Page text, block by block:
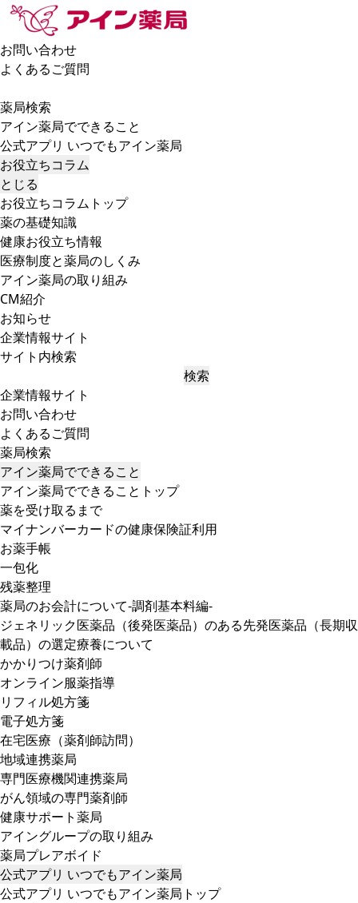
お問い合わせ
よくあるご質問
薬局検索
アイン薬局でできること
公式アプリ いつでもアイン薬局
お役立ちコラム
とじる
お役立ちコラムトップ
薬の基礎知識
健康お役立ち情報
医療制度と薬局のしくみ
アイン薬局の取り組み
CM紹介
お知らせ
企業情報サイト
サイト内検索
検索
企業情報サイト
お問い合わせ
よくあるご質問
薬局検索
アイン薬局でできること
アイン薬局でできることトップ
薬を受け取るまで
マイナンバーカードの健康保険証利用
お薬手帳
一包化
残薬整理
薬局のお会計について-調剤基本料編-
ジェネリック医薬品（後発医薬品）のある先発医薬品（長期収
載品）の選定療養について
かかりつけ薬剤師
オンライン服薬指導
リフィル処方箋
電子処方箋
在宅医療（薬剤師訪問）
地域連携薬局
専門医療機関連携薬局
がん領域の専門薬剤師
健康サポート薬局
アイングループの取り組み
薬局プレアボイド
公式アプリ いつでもアイン薬局
公式アプリ いつでもアイン薬局トップ